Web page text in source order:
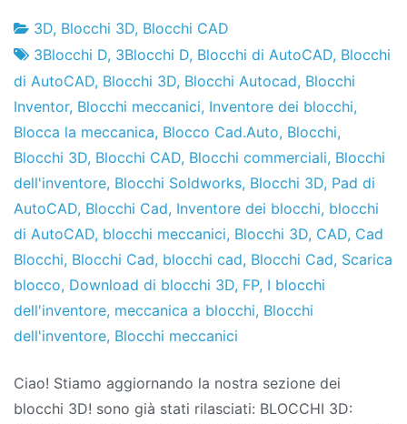
Fabbrica
di
progetti
5
de
gennaio
de
2011
3D, Blocchi 3D, Blocchi CAD
3Blocchi D, 3Blocchi D, Blocchi di AutoCAD, Blocchi
di AutoCAD, Blocchi 3D, Blocchi Autocad, Blocchi
Inventor, Blocchi meccanici, Inventore dei blocchi,
Blocca la meccanica, Blocco Cad.Auto, Blocchi,
Blocchi 3D, Blocchi CAD, Blocchi commerciali, Blocchi
dell'inventore, Blocchi Soldworks, Blocchi 3D, Pad di
AutoCAD, Blocchi Cad, Inventore dei blocchi, blocchi
di AutoCAD, blocchi meccanici, Blocchi 3D, CAD, Cad
Blocchi, Blocchi Cad, blocchi cad, Blocchi Cad, Scarica
blocco, Download di blocchi 3D, FP, I blocchi
dell'inventore, meccanica a blocchi, Blocchi
dell'inventore, Blocchi meccanici
Ciao! Stiamo aggiornando la nostra sezione dei
blocchi 3D! sono già stati rilasciati: BLOCCHI 3D: